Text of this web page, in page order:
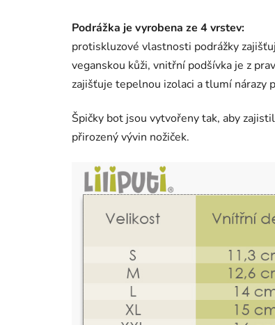
Podrážka je vyrobena ze 4 vrstev:
protiskluzové vlastnosti podrážky
veganskou kůži, vnitřní podšívka je z
zajišťuje tepelnou izolaci a tlumí nárazy
Špičky bot jsou vytvořeny tak, aby
přirozený vývin nožiček.